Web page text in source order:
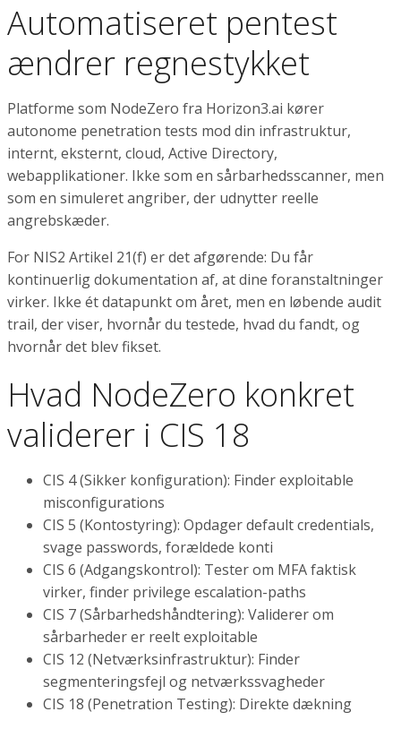
Automatiseret pentest
ændrer regnestykket
Platforme som NodeZero fra Horizon3.ai kører
autonome penetration tests mod din infrastruktur,
internt, eksternt, cloud, Active Directory,
webapplikationer. Ikke som en sårbarhedsscanner, men
som en simuleret angriber, der udnytter reelle
angrebskæder.
For NIS2 Artikel 21(f) er det afgørende: Du får
kontinuerlig dokumentation af, at dine foranstaltninger
virker. Ikke ét datapunkt om året, men en løbende audit
trail, der viser, hvornår du testede, hvad du fandt, og
hvornår det blev fikset.
Hvad NodeZero konkret
validerer i CIS 18
CIS 4 (Sikker konfiguration): Finder exploitable
misconfigurations
CIS 5 (Kontostyring): Opdager default credentials,
svage passwords, forældede konti
CIS 6 (Adgangskontrol): Tester om MFA faktisk
virker, finder privilege escalation-paths
CIS 7 (Sårbarhedshåndtering): Validerer om
sårbarheder er reelt exploitable
CIS 12 (Netværksinfrastruktur): Finder
segmenteringsfejl og netværkssvagheder
CIS 18 (Penetration Testing): Direkte dækning